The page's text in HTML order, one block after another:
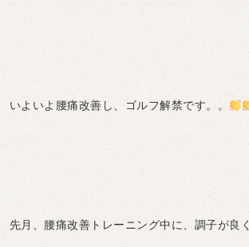
いよいよ腰痛改善し、ゴルフ解禁です。。
先月、腰痛改善トレーニング中に、調子が良く